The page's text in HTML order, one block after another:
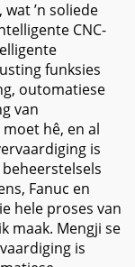
’n soliede
CNC-
funksies
outomatiese
van
hê, en al
is
Fanuc en
hele proses van
maak. Mengji se
is